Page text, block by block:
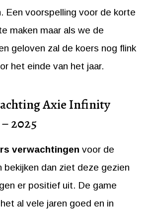
Een voorspelling voor de korte
maken maar als we de
geloven zal de koers nog flink
het einde van het jaar.
Axie Infinity
2025
verwachtingen voor de
bekijken dan ziet deze gezien
er positief uit. De game
al vele jaren goed en in